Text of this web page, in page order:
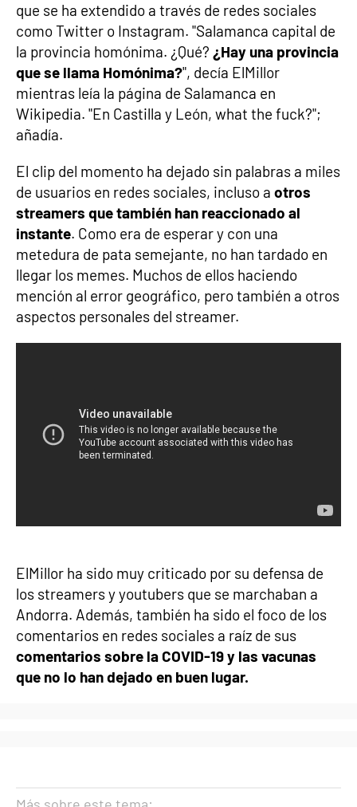
que se ha extendido a través de redes sociales
como Twitter o Instagram. "Salamanca capital de
la provincia homónima. ¿Qué? ¿Hay una provincia
que se llama Homónima?", decía ElMillor
mientras leía la página de Salamanca en
Wikipedia. "En Castilla y León, what the fuck?";
añadía.
El clip del momento ha dejado sin palabras a miles
de usuarios en redes sociales, incluso a otros
streamers que también han reaccionado al
instante. Como era de esperar y con una
metedura de pata semejante, no han tardado en
llegar los memes. Muchos de ellos haciendo
mención al error geográfico, pero también a otros
aspectos personales del streamer.
ElMillor ha sido muy criticado por su defensa de
los streamers y youtubers que se marchaban a
Andorra. Además, también ha sido el foco de los
comentarios en redes sociales a raíz de sus
comentarios sobre la COVID-19 y las vacunas
que no lo han dejado en buen lugar.
Más sobre este tema: